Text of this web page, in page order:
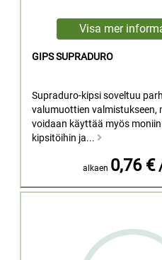
GIPS SUPRADURO
Supraduro-kipsi soveltuu
valumuottien valmistukseen,
voidaan käyttää myös
kipsitöihin ja...
alkaen 0,76 €